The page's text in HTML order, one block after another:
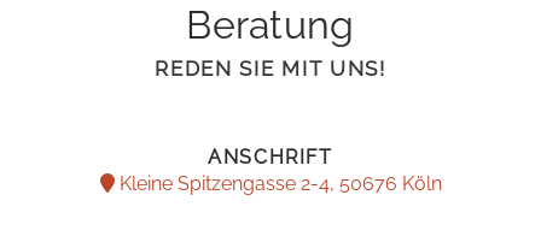
Beratung
REDEN SIE MIT UNS!
ANSCHRIFT
Kleine Spitzengasse 2-4, 50676 Köln